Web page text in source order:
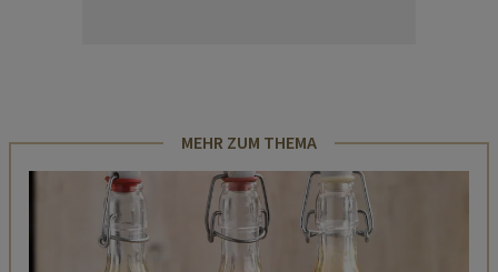
MEHR ZUM THEMA